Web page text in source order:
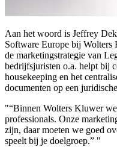
Aan het woord is Jeffrey
Software Europe bij
de marketingstrategie van
bedrijfsjuristen o.a. helpt bij
housekeeping en het
documenten op een
"“Binnen Wolters Kluwer
professionals. Onze
zijn, daar moeten we goed
speelt bij je doelgroep.” "